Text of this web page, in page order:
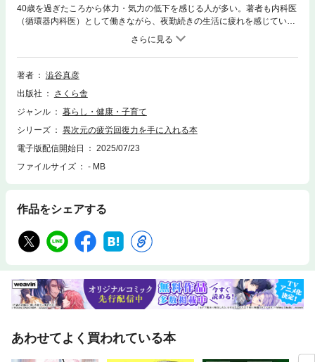
40歳を過ぎたころから体力・気力の低下を感じる人が多い。著者も内科医
（循環器内科医）として働きながら、夜勤続きの生活に疲れを感じてい
た。そんななか、臨床で不定愁訴を抱えた患者さんが鉄補充で劇的に改善
した症例をきっかけに、医学教育で学ぶ機会が乏しい「栄養学」の重要性
に気づく。そして、健康診断では不足が見逃される栄養素（鉄、ビタミン
Ｂ群、ビタミンＤ、亜鉛など）が身心にどう作用するかを示し、その補充
ンク、プロテイン、サプリメント、睡眠など）にも言及。どの栄養素を補
充すれば不調が改善するか、痛みがとれるか、老化防止対策になるかなど
著者
澁谷真彦
出版社
さくら舎
ジャンル
暮らし・健康・子育て
シリーズ
異次元の疲労回復力を手に入れる本
電子版配信開始日
2025/07/23
ファイルサイズ
- MB
作品をシェアする
あわせてよく買われている本